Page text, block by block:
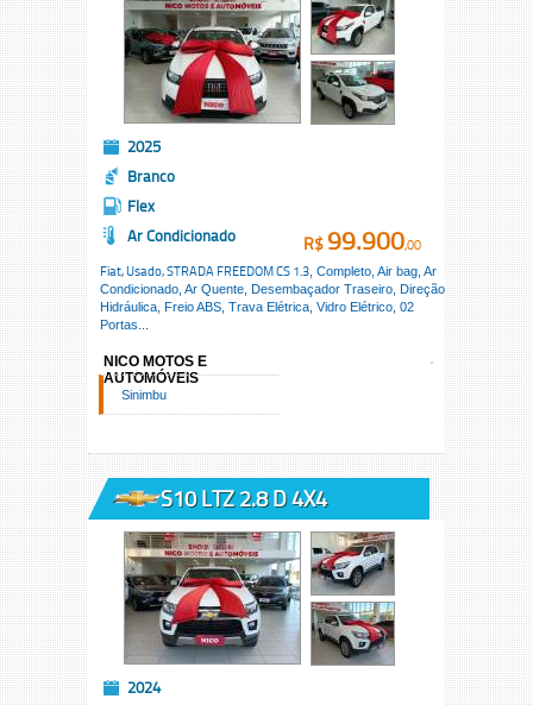
2025
Branco
Flex
Ar Condicionado
Fiat, Usado,STRADA FREEDOM CS 1.3 , Completo, Air bag, Ar
Condicionado, Ar Quente, Desembaçador Traseiro, Direção
Hidráulica, Freio ABS, Trava Elétrica, Vidro Elétrico, 02
Portas...
R$99.900,00
NICO MOTOS E
AUTOMÓVEIS
Sinimbu
S10 LTZ 2.8 D 4X4
2024